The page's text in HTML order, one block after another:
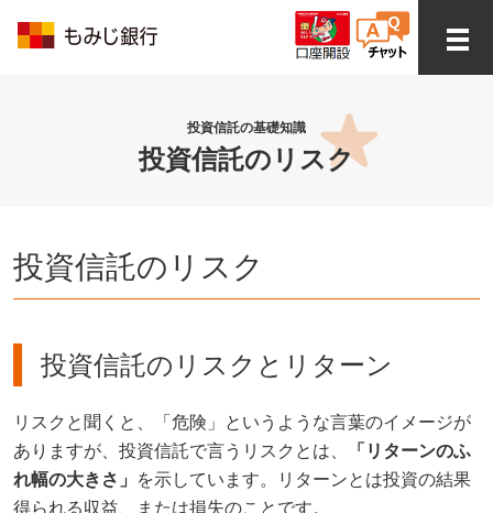
投資信託の基礎知識
投資信託のリスク
投資信託のリスク
投資信託のリスクとリターン
リスクと聞くと、「危険」というような言葉のイメージが
ありますが、投資信託で言うリスクとは、
「リターンのふ
れ幅の大きさ」
を示しています。リターンとは投資の結果
得られる収益、または損失のことです。